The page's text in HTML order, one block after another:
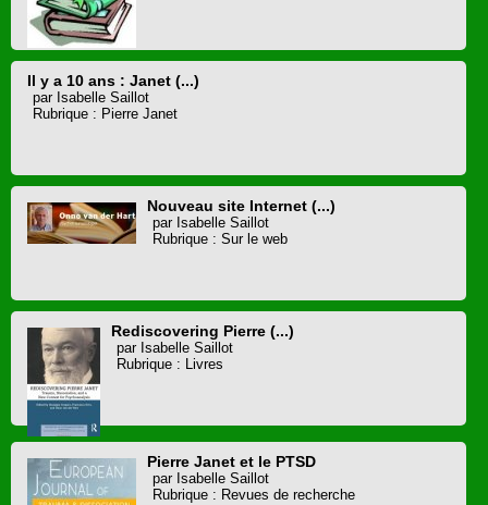
Il y a 10 ans : Janet (...)
par Isabelle Saillot
Rubrique : Pierre Janet
Nouveau site Internet (...)
par Isabelle Saillot
Rubrique : Sur le web
Rediscovering Pierre (...)
par Isabelle Saillot
Rubrique : Livres
Pierre Janet et le PTSD
par Isabelle Saillot
Rubrique : Revues de recherche